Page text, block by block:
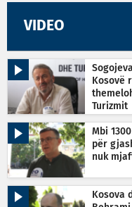
VIDEO
Kosovë
Turizmit
Mbi
për
nuk
Kosova